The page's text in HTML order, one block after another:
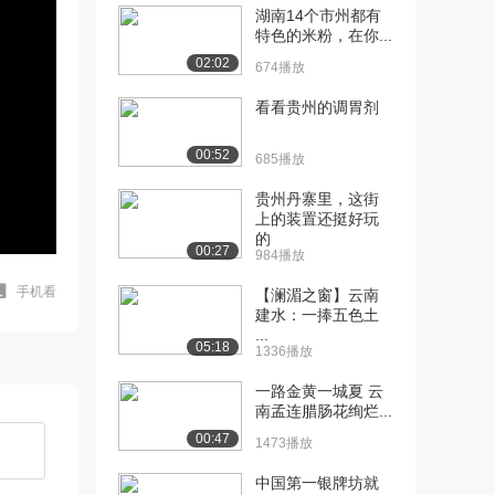
手机看
02:02
湖南14个市州都有
特色的米粉，在你...
674播放
00:52
看看贵州的调胃剂
685播放
00:27
贵州丹寨里，这街
上的装置还挺好玩
的
984播放
05:18
【澜湄之窗】云南
建水：一捧五色土
1336播放
00:47
一路金黄一城夏 云
南孟连腊肠花绚烂...
1473播放
中国第一银牌坊就